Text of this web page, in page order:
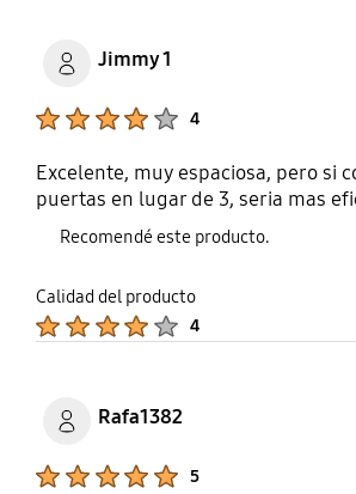
Jimmy 1
4
Excelente, muy espaciosa, pero si
puertas en lugar de 3, seria mas
Recomendé este producto.
Calidad del producto
4
Rafa1382
5